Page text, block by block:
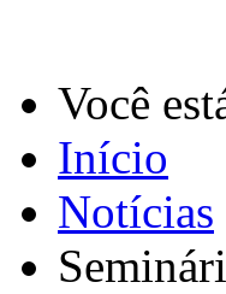
Você
Início
Notícias